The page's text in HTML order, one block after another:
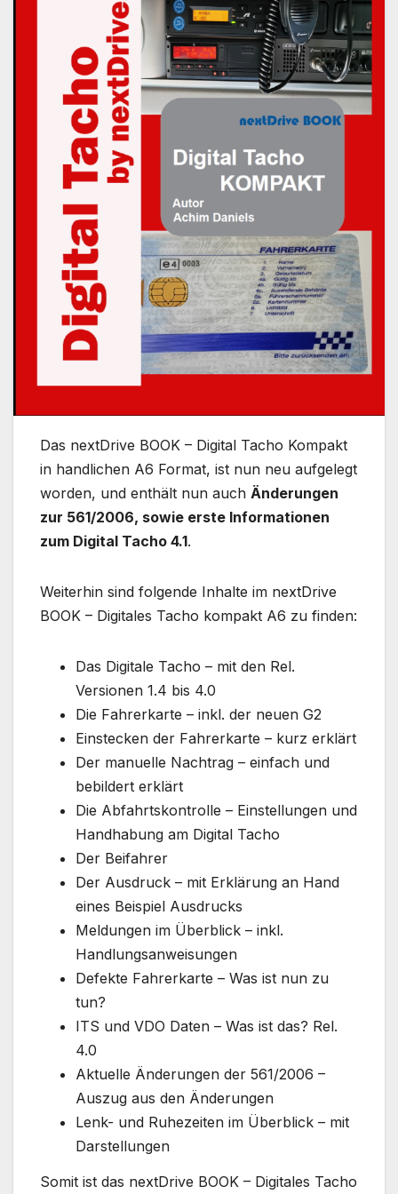
Das nextDrive BOOK – Digital Tacho Kompakt
in handlichen A6 Format, ist nun neu aufgelegt
worden, und enthält nun auch Änderungen
zur 561/2006, sowie erste Informationen
zum Digital Tacho 4.1.
Weiterhin sind folgende Inhalte im nextDrive
BOOK – Digitales Tacho kompakt A6 zu finden:
Das Digitale Tacho – mit den Rel.
Versionen 1.4 bis 4.0
Die Fahrerkarte – inkl. der neuen G2
Einstecken der Fahrerkarte – kurz erklärt
Der manuelle Nachtrag – einfach und
bebildert erklärt
Die Abfahrtskontrolle – Einstellungen und
Handhabung am Digital Tacho
Der Beifahrer
Der Ausdruck – mit Erklärung an Hand
eines Beispiel Ausdrucks
Meldungen im Überblick – inkl.
Handlungsanweisungen
Defekte Fahrerkarte – Was ist nun zu
tun?
ITS und VDO Daten – Was ist das? Rel.
4.0
Aktuelle Änderungen der 561/2006 –
Auszug aus den Änderungen
Lenk- und Ruhezeiten im Überblick – mit
Darstellungen
Somit ist das nextDrive BOOK – Digitales Tacho